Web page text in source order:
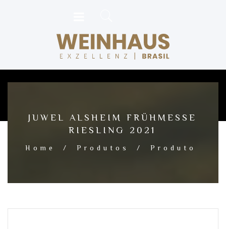
JUWEL ALSHEIM FRÜHMESSE
RIESLING 2021
Home / Produtos / Produto